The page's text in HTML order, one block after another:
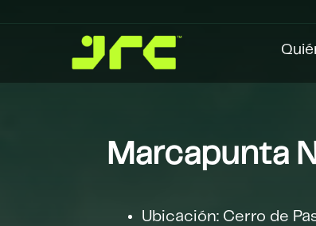
Marcapunta
Ubicación: Cerro de